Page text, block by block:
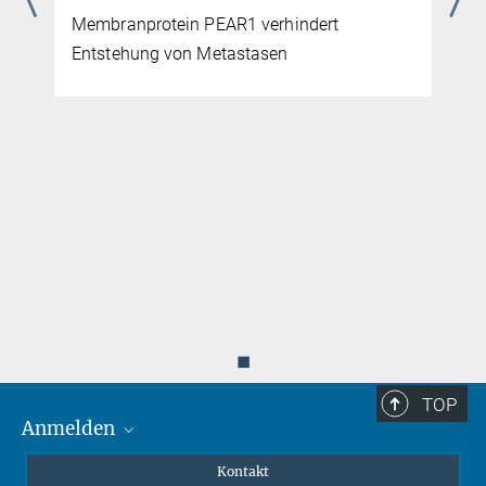
Membranprotein PEAR1 verhindert
Entstehung von Metastasen
◼
TOP
Anmelden
Kontakt